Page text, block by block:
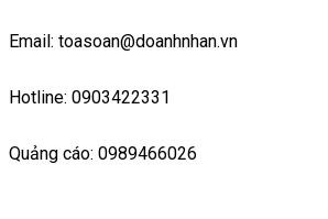
Email: toasoan@doanhnhan.vn
Hotline: 0903422331
Quảng cáo: 0989466026